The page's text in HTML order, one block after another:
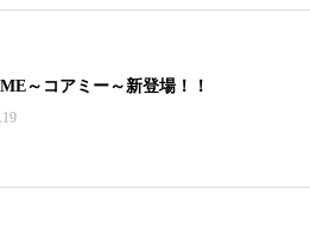
～コアミー～新登場！！